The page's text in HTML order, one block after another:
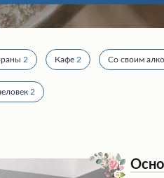
2 Кафе 2 Со своим
2